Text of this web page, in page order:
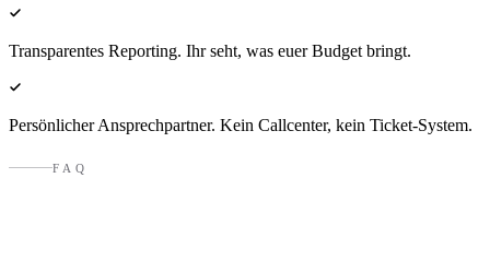
Transparentes Reporting. Ihr seht, was euer Budget bringt.
Persönlicher Ansprechpartner. Kein Callcenter, kein Ticket-System.
FAQ